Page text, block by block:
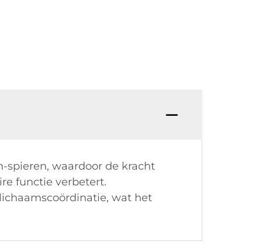
spieren, waardoor de kracht
functie verbetert.
wat het